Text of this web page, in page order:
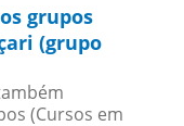
grupos
(grupo
(Cursos em